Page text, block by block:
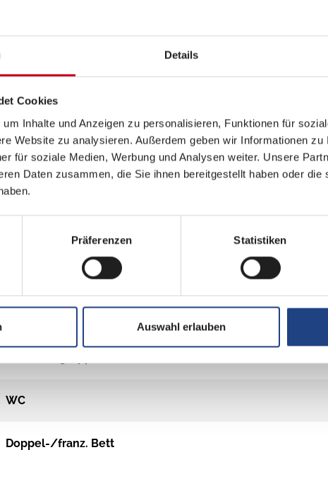
Details
Cookies
Inhalte und Anzeigen zu personalisieren, Funktionen für
Website zu analysieren. Außerdem geben wir Informationen zu
für soziale Medien, Werbung und Analysen weiter. Unsere
Daten zusammen, die Sie ihnen bereitgestellt haben oder
Präferenzen Statistiken
Auswahl erlauben
3-Flammkocher
WC
Doppel-/franz. Bett